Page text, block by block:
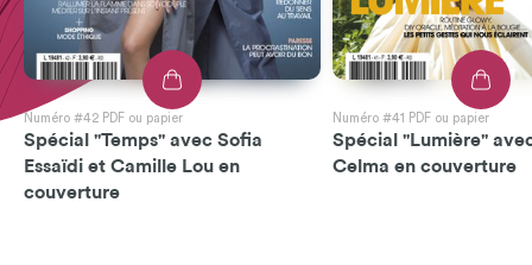
Numéro #42 PDF ou papier
Spécial "Temps" avec Sofia
Essaïdi et Camille Lou en
couverture
Numéro #41 PDF ou papier
Spécial "Lumière"
Celma en couverture